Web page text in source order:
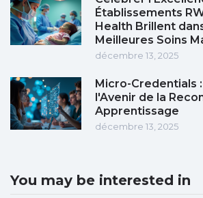
Établissements
Health Brillent
Meilleures Soins
décembre 13, 2025
Micro-Credentials
l'Avenir de la
Apprentissage
décembre 13, 2025
You may be interested in